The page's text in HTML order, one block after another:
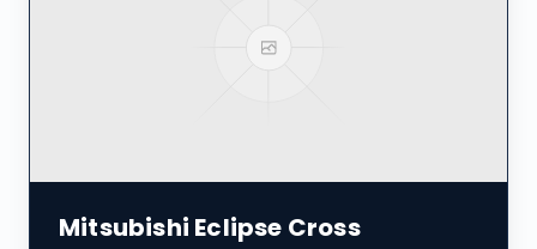
Mitsubishi Eclipse Cross